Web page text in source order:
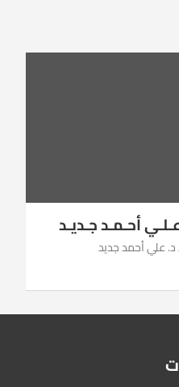
أحـمـد جـديـد
د. علي أحمد جديد